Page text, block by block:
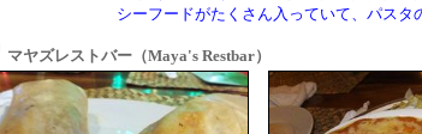
シーフードがたくさん入っていて、パスタ
マヤズレストバー（Maya's Restbar）